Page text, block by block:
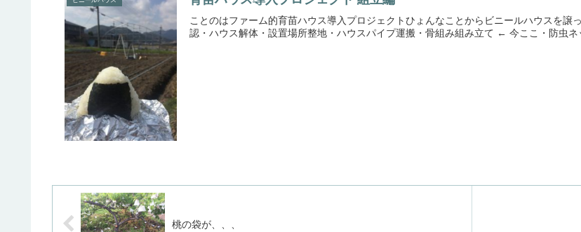
ことのはファーム的育苗ハウス導入プロジェクトひょんなことからビニールハウスを
認・ハウス解体・設置場所整地・ハウスパイプ運搬・骨組み組み立て ← 今ここ・防虫ネ
桃の袋が、、、